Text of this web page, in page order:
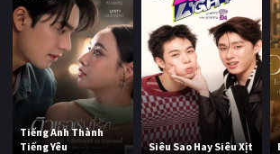
Tiếng Anh Thành
Tiếng Yêu
Siêu Sao Hay Siêu Xịt